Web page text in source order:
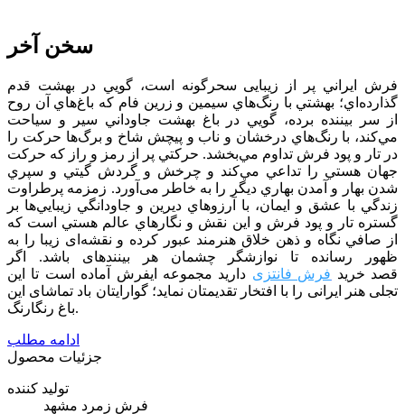
سخن آخر
فرش ايراني پر از زيبایی سحرگونه است، گويي در بهشت قدم
گذارده‌اي؛ بهشتي با رنگ‌هاي سيمين و زرين فام كه باغ‌هاي آن روح
از سر بيننده برده، ‌گويي در باغ بهشت جاوداني سير و سياحت
مي‌كند، با رنگ‌هاي درخشان و ناب و پیچش شاخ و برگ‌ها حركت را
در تار و پود فرش تداوم مي‌بخشد. حركتي پر از رمز و راز كه حركت
جهان هستي را تداعي مي‌كند و چرخش و گردش گيتي و سپري
شدن بهار و آمدن بهاري ديگر را به خاطر می‌آورد. زمزمه پرطراوت
زندگي با عشق و ايمان، با آرزوهاي ديرين و جاودانگي زيبايي‌ها بر
گستره تار و پود فرش و اين نقش و نگارهاي عالم هستي است كه
از صافي نگاه و ذهن خلاق هنرمند عبور كرده و نقشه‌ای زیبا را به
ظهور رسانده تا نوازشگر چشمان هر بیننده­ای باشد. اگر
قصد خرید فرش فانتزی دارید مجموعه ایفرش آماده است تا این
تجلی هنر ایرانی را با افتخار تقدیمتان نماید؛ گوارایتان باد تماشای این
باغ رنگارنگ.
ادامه مطلب
جزئیات محصول
تولید کننده
فرش زمرد مشهد